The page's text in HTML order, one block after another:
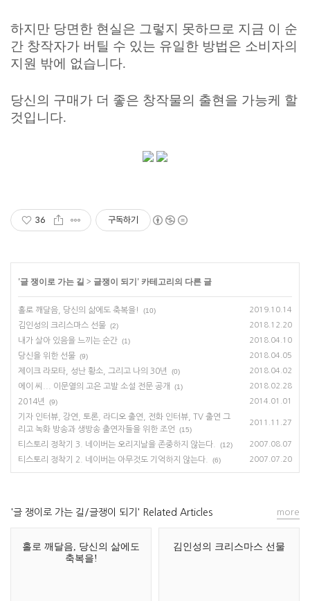
하지만 당면한 현실은 그렇지 못하므로 지금 이 순
간 창작자가 버틸 수 있는 유일한 방법은 소비자의
지원 밖에 없습니다.
당신의 구매가 더 좋은 창작물의 출현을 가능케 할
것입니다.
36 구독하기
'글 쟁이로 가는 길 > 글쟁이 되기 ' 카테고리의 다른 글
홀로 깨달음, 당신의 삶에도 축복을! (10) 2019.10.14
김인성의 크리스마스 선물 (2) 2018.12.20
내가 살아 있음을 느끼는 순간 (1) 2018.04.10
당신을 위한 선물 (9) 2018.04.05
제이크 라모타, 성난 황소, 그리고 나의 30년 (0) 2018.04.02
에이 씨... 이문열의 고은 고발 소설 전문 공개 (1) 2018.02.28
2014년 (9) 2014.01.01
기자 인터뷰, 강연, 토론, 라디오 출연, 전화 인터뷰, TV 출연 그
리고 녹화 방송과 생방송 출연자들을 위한 조언
(15)
2011.11.27
티스토리 정착기 3. 네이버는 오리지날을 존중하지 않는다. (12) 2007.08.07
티스토리 정착기 2. 네이버는 아무것도 기억하지 않는다. (6) 2007.07.20
'글 쟁이로 가는 길/글쟁이 되기' Related Articles
홀로 깨달음, 당신의 삶에도
축복을!
김인성의 크리스마스 선물
more